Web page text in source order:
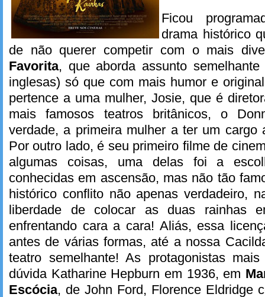
Ficou
drama histórico
de não querer competir com o mais
Favorita, que aborda assunto
inglesas) só que com mais humor e
pertence a uma mulher, Josie, que é
mais famosos teatros britânicos, o
verdade, a primeira mulher a ter um cargo
Por outro lado, é seu primeiro filme de
algumas coisas, uma delas foi a
conhecidas em ascensão, mas não tão
histórico conflito não apenas verdadeiro,
liberdade de colocar as duas rainhas
enfrentando cara a cara! Aliás, essa
antes de várias formas, até a nossa
teatro semelhante! As protagonistas
dúvida Katharine Hepburn em 1936, em
Escócia, de John Ford, Florence Eldridge